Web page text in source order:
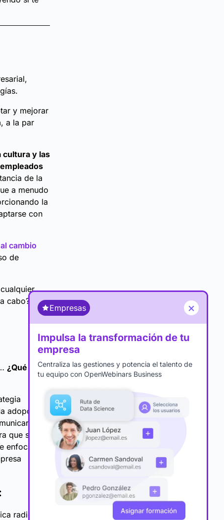
y mejorar
a la par
cultura y las
de la
a menudo
la
con
cambio
de
cabo?
¿Qué es la
adopción
que se
en
radica en
Empresas ×
Impulsa la transformación de tu
empresa
Centraliza las gestiones y potencia el talento de
tu equipo con OpenWebinars Business